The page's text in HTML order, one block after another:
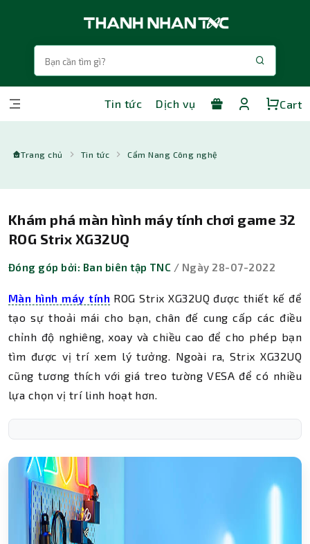
Tin tức Dịch vụ Cart
Trang chủ Tin tức Cẩm Nang Công nghệ
Khám phá màn hình máy tính chơi game 32
ROG Strix XG32UQ
Đóng góp bởi: Ban biên tập TNC / Ngày 28-07-2022
Màn hình máy tính ROG Strix XG32UQ được thiết kế để
tạo sự thoải mái cho bạn, chân đế cung cấp các điều
chỉnh độ nghiêng, xoay và chiều cao để cho phép bạn
tìm được vị trí xem lý tưởng. Ngoài ra, Strix XG32UQ
cũng tương thích với giá treo tường VESA để có nhiều
lựa chọn vị trí linh hoạt hơn.